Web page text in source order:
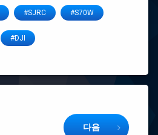
#SJRC #S70W
#DJI
다음